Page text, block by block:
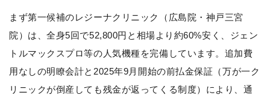
まず第一候補のレジーナクリニック（広島院・神戸三宮
院）は、全身5回で52,800円と相場より約60%安く、ジェン
トルマックスプロ等の人気機種を完備しています。追加費
用なしの明瞭会計と2025年9月開始の前払金保証（万が一ク
リニックが倒産しても残金が返ってくる制度）により、通